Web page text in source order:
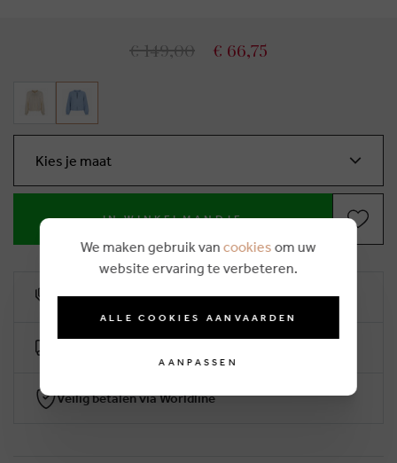
€ 149,00 € 66,75
Kies je maat
IN WINKELMANDJE
10% klantenkorting
Veilig betalen via Worldline
We maken gebruik van cookies om uw
website ervaring te verbeteren.
ALLE COOKIES AANVAARDEN
AANPASSEN